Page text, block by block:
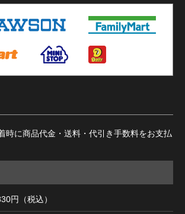
時に商品代金・送料・代引き手数料をお支払
円（税込）